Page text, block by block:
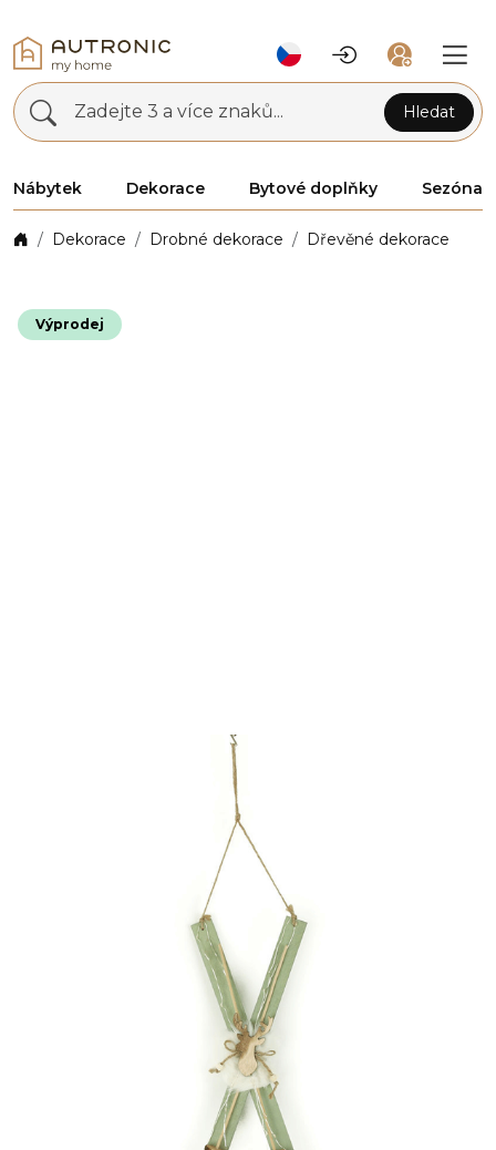
Zadejte 3 a více znaků... Hledat
Nábytek Dekorace Bytové doplňky Sezóna
Dekorace Drobné dekorace Dřevěné dekorace
Výprodej